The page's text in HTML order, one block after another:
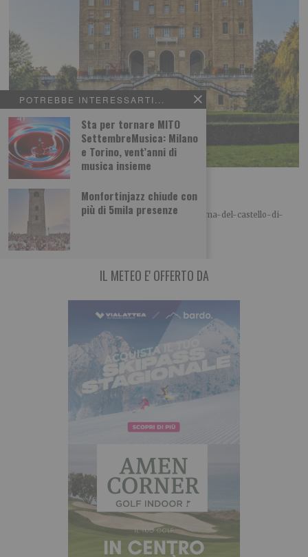
POTREBBE INTERESSARTI...
Sta per tornare MITO
SettembreMusica: Milano
e Torino, vent’anni di
musica insieme
Monfortinjazz chiude con
più di 5mila presenze
Il fantasma del castello di Agliè
A cura di Piemonteitalia.eu Leggi l’articolo:
https://www.piemonteitalia.eu/it/curiosita/il-fantasma-del-castello-di-
agliè Leggi qui le ultime notizie: IL TORINESE
IL METEO E' OFFERTO DA